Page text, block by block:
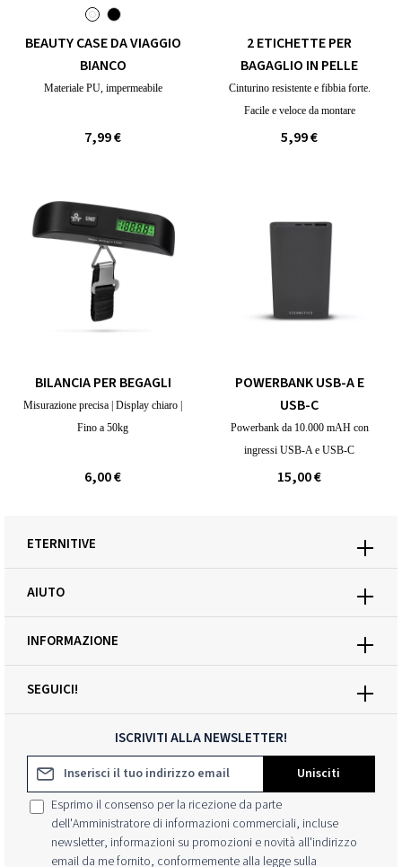
BEAUTY CASE DA VIAGGIO
BIANCO
Materiale PU, impermeabile
7,99 €
2 ETICHETTE PER
BAGAGLIO IN PELLE
Cinturino resistente e fibbia forte.
Facile e veloce da montare
5,99 €
BILANCIA PER BEGAGLI
Misurazione precisa | Display chiaro |
Fino a 50kg
6,00 €
POWERBANK USB-A E
USB-C
Powerbank da 10.000 mAH con
ingressi USB-A e USB-C
15,00 €
ISCRIVITI ALLA NEWSLETTER!
Indirizzo e-mail*
Unisciti
Esprimo il consenso per la ricezione da parte
dell'Amministratore di informazioni commerciali, incluse
newsletter, informazioni su promozioni e novità all'indirizzo
email da me fornito, conformemente alla legge sulla
SEGUICI!
ETERNITIVE
AIUTO
INFORMAZIONE